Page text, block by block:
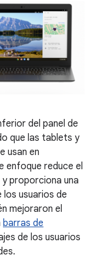
del panel de
que las tablets y
usan en
enfoque reduce el
proporciona una
usuarios de
mejoraron el
barras de
de los usuarios